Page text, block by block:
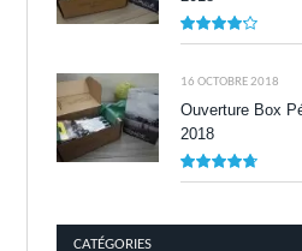
16 OCTOBRE 2018
Ouverture Box
2018
CATÉGORIES